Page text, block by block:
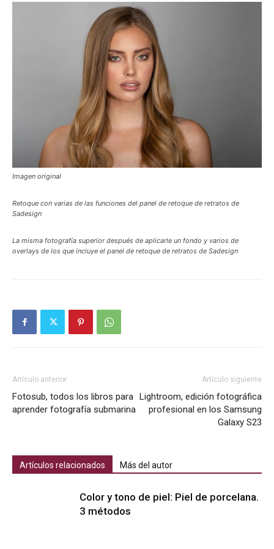
Imagen original
Retoque con varias de las funciones del panel de retoque de retratos de
Sadesign
La misma fotografía superior después de aplicarle un fondo y varios de
overlays de los que incluye el panel de retoque de retratos de Sadesign
Artículo anterior
Fotosub, todos los libros para
aprender fotografía submarina
Artículo siguiente
Lightroom, edición fotográfica
profesional en los Samsung
Galaxy S23
Artículos relacionados Más del autor
Color y tono de piel: Piel de porcelana.
3 métodos